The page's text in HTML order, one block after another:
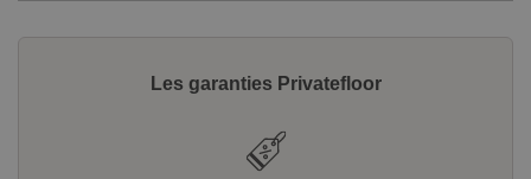
Les garanties Privatefloor